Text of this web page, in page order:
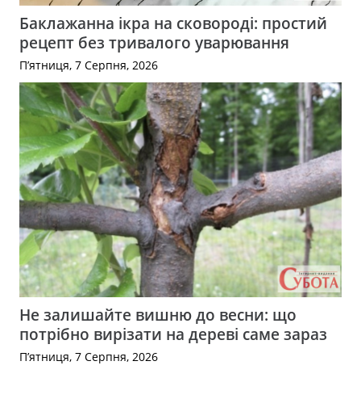
Баклажанна ікра на сковороді: простий
рецепт без тривалого уварювання
П’ятниця, 7 Серпня, 2026
Не залишайте вишню до весни: що
потрібно вирізати на дереві саме зараз
П’ятниця, 7 Серпня, 2026